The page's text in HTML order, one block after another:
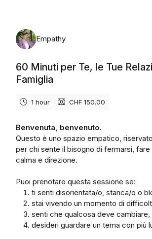
Empathy
60 Minuti per Te, le Tue
Famiglia
1 hour CHF 150.00
Benvenuta, benvenuto.
Questo è uno spazio empatico,
per chi sente il bisogno di fermarsi,
calma e direzione.
Puoi prenotare questa sessione se:
ti senti disorientata/o, stanca/o o
stai vivendo un momento di
senti che qualcosa deve cambiare,
desideri guardare un tema con più